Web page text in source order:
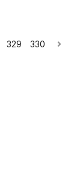
329 330